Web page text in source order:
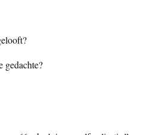
gedachte?